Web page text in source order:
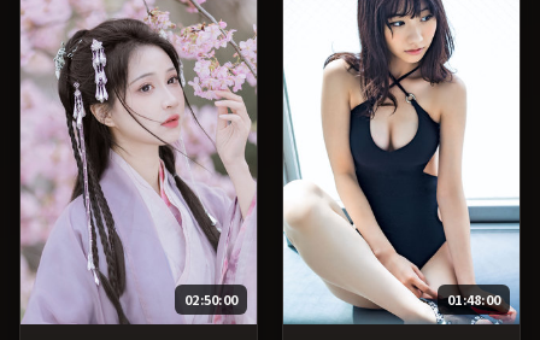
02:50:00 01:48:00